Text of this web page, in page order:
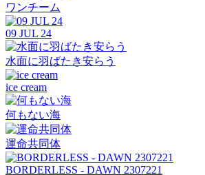
ワンチーム
09 JUL 24
水面に羽ばたき安らう
ice cream
何もない海
運命共同体
BORDERLESS - DAWN 2307221